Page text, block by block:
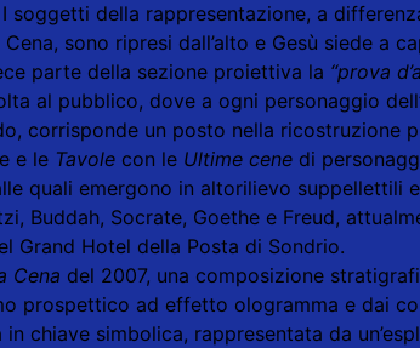
soggetti della rappresentazione, a
Cena, sono ripresi dall’alto e Gesù siede a
parte della sezione proiettiva la “prova
al pubblico, dove a ogni personaggio
corrisponde un posto nella ricostruzione
e le Tavole con le Ultime cene di
quali emergono in altorilievo suppellettili
Buddah, Socrate, Goethe e Freud,
Grand Hotel della Posta di Sondrio.
Cena del 2007, una composizione
prospettico ad effetto ologramma e dai
in chiave simbolica, rappresentata da